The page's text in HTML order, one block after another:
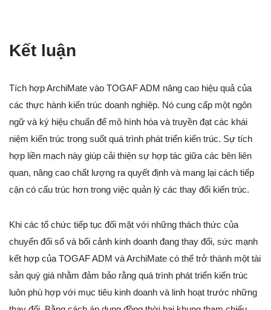
Kết luận
Tích hợp ArchiMate vào TOGAF ADM nâng cao hiệu quả của
các thực hành kiến trúc doanh nghiệp. Nó cung cấp một ngôn
ngữ và ký hiệu chuẩn để mô hình hóa và truyền đạt các khái
niệm kiến trúc trong suốt quá trình phát triển kiến trúc. Sự tích
hợp liền mạch này giúp cải thiện sự hợp tác giữa các bên liên
quan, nâng cao chất lượng ra quyết định và mang lại cách tiếp
cận có cấu trúc hơn trong việc quản lý các thay đổi kiến trúc.
Khi các tổ chức tiếp tục đối mặt với những thách thức của
chuyển đổi số và bối cảnh kinh doanh đang thay đổi, sức mạnh
kết hợp của TOGAF ADM và ArchiMate có thể trở thành một tài
sản quý giá nhằm đảm bảo rằng quá trình phát triển kiến trúc
luôn phù hợp với mục tiêu kinh doanh và linh hoạt trước những